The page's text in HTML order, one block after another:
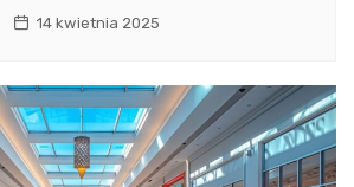
14 kwietnia 2025